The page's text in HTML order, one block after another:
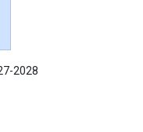
2028